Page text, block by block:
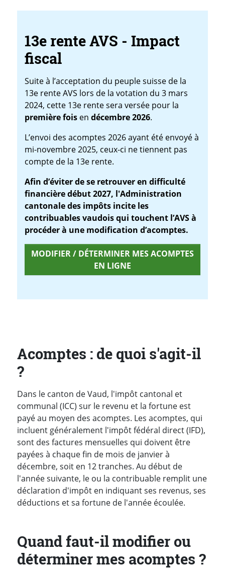
13e rente AVS - Impact
fiscal
Suite à l’acceptation du peuple suisse de la
13e rente AVS lors de la votation du 3 mars
2024, cette 13e rente sera versée pour la
première fois en décembre 2026.
L’envoi des acomptes 2026 ayant été envoyé à
mi-novembre 2025, ceux-ci ne tiennent pas
compte de la 13e rente.
Afin d’éviter de se retrouver en difficulté
financière début 2027, l'Administration
cantonale des impôts incite les
contribuables vaudois qui touchent l’AVS à
procéder à une modification d’acomptes.
MODIFIER / DÉTERMINER MES ACOMPTES
EN LIGNE
Acomptes : de quoi s'agit-il
?
Dans le canton de Vaud, l'impôt cantonal et
communal (ICC) sur le revenu et la fortune est
payé au moyen des acomptes. Les acomptes, qui
incluent généralement l'impôt fédéral direct (IFD),
sont des factures mensuelles qui doivent être
payées à chaque fin de mois de janvier à
décembre, soit en 12 tranches. Au début de
l'année suivante, le ou la contribuable remplit une
déclaration d'impôt en indiquant ses revenus, ses
déductions et sa fortune de l'année écoulée.
Quand faut-il modifier ou
déterminer mes acomptes ?